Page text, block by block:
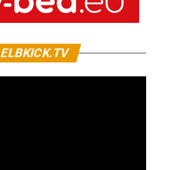
ELBKICK.TV